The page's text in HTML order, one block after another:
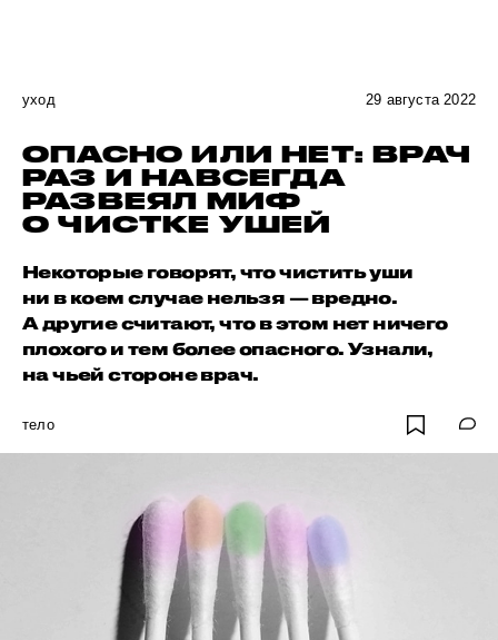
уход 29 августа 2022
ОПАСНО ИЛИ НЕТ: ВРАЧ
РАЗ И НАВСЕГДА
РАЗВЕЯЛ МИФ
О ЧИСТКЕ УШЕЙ
Некоторые говорят, что чистить уши
ни в коем случае нельзя — вредно.
А другие считают, что в этом нет ничего
плохого и тем более опасного. Узнали,
на чьей стороне врач.
тело